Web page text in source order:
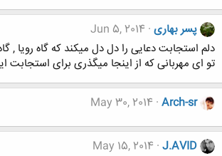
پسر بهاری Jun 5, 2014
دلم استجابت دعایی را دل دل میکند که گاه رویا ,
تو ای مهربانی که از اینجا میگذری برای استجابت
Arch-sr
May 30, 2014
J.AVID
May 15, 2014